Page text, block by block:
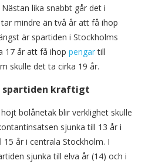
lika snabbt går det i
mindre än två år att få ihop
är spartiden i Stockholms
17 år att få ihop pengartill
skulle det ta cirka 19 år.
kraftigt
bolånetak blir verklighet skulle
sjunka till 13 år i
år i centrala Stockholm. I
sjunka till elva år (14) och i